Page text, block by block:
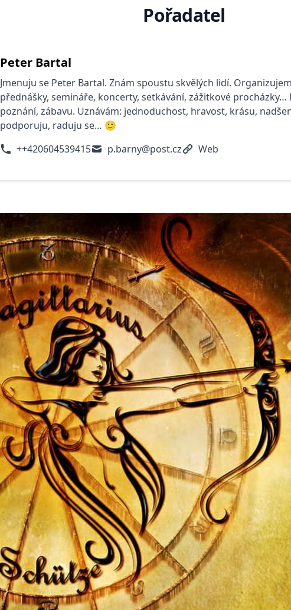
Pořadatel
Peter Bartal
Jmenuju se Peter Bartal. Znám spoustu skvělých lidí.
přednášky, semináře, koncerty, setkávání, zážitkové procházky…
poznání, zábavu. Uznávám: jednoduchost, hravost, krásu,
podporuju, raduju se… 🙂
++420604539415
p.barny@post.cz Web